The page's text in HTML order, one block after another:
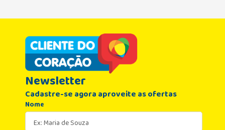
Newsletter
Cadastre-se agora aproveite as ofertas
Nome